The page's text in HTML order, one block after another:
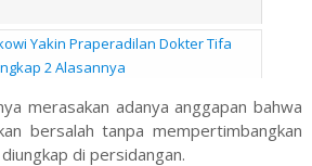
Yakin Praperadilan Dokter Tifa
2 Alasannya
merasakan adanya anggapan bahwa
bersalah tanpa mempertimbangkan
di persidangan.